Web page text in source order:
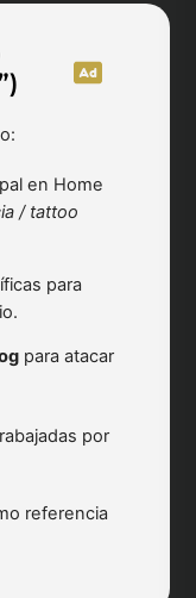
en Home
/ tattoo
para
para atacar
por
referencia